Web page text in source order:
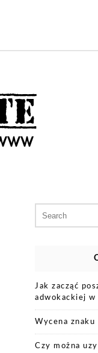
for:
Jak zacząć
adwokackiej w
Wycena
Czy można